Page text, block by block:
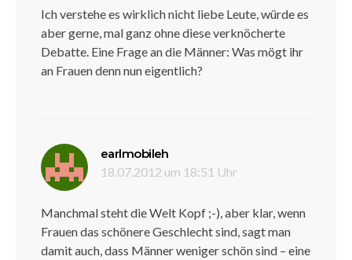
Ich verstehe es wirklich nicht liebe Leute, würde es
aber gerne, mal ganz ohne diese verknöcherte
Debatte. Eine Frage an die Männer: Was mögt ihr
an Frauen denn nun eigentlich?
earlmobileh
18.07.2012 um 18:51 Uhr
Manchmal steht die Welt Kopf ;-), aber klar, wenn
Frauen das schönere Geschlecht sind, sagt man
damit auch, dass Männer weniger schön sind – eine